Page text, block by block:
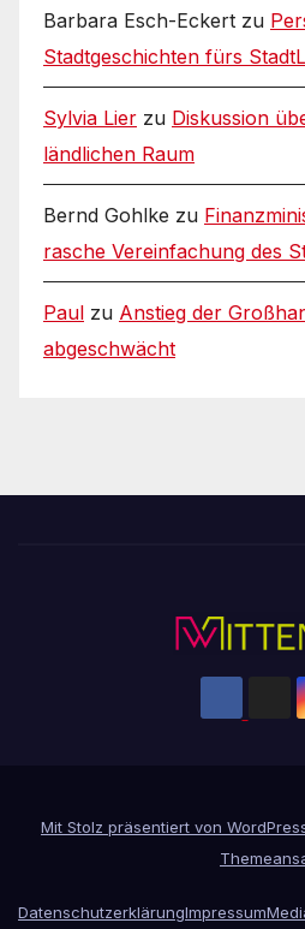
Barbara Esch-Eckert zu
Stadtgeschichten fürs
Sylvia Lier zu Diskussion
ländlichen Raum
Bernd Gohlke zu
rasche Vereinfachung des
Paul zu Anstieg der
abgeschwächt
Mit Stolz präsentiert von
DatenschutzerklärungImpressum